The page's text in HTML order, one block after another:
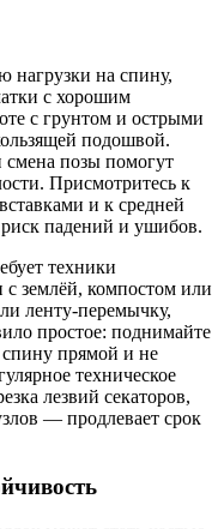
на спину,
с хорошим
с грунтом и острыми
подошвой.
позы помогут
Присмотритесь к
и к средней
падений и ушибов.
техники
землёй, компостом или
ленту-перемычку,
простое: поднимайте
спину прямой и не
техническое
лезвий секаторов,
— продлевает срок